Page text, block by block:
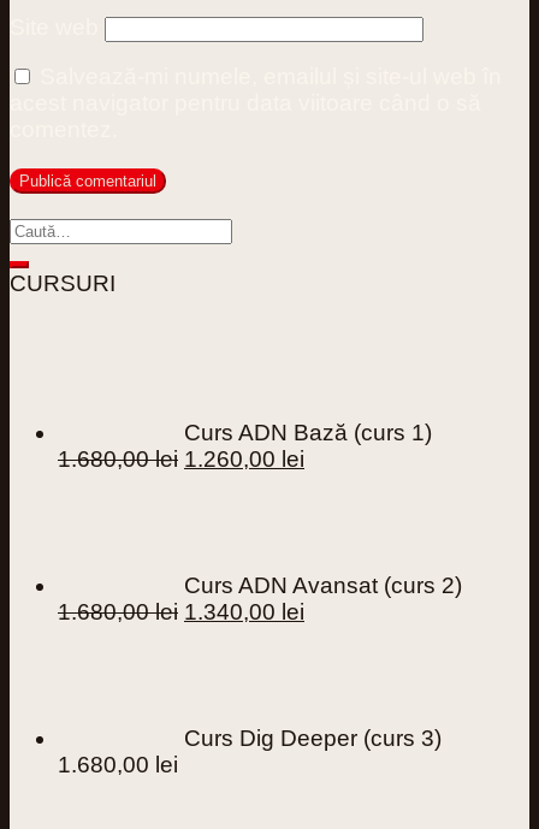
CURSURI
Curs ADN Bază (curs 1)
1.680,00lei Prețul
1.260,00 lei
Curs ADN Avansat (curs 2)
1.680,00lei Prețul
1.340,00 lei
Curs Dig Deeper (curs 3)
1.680,00 lei